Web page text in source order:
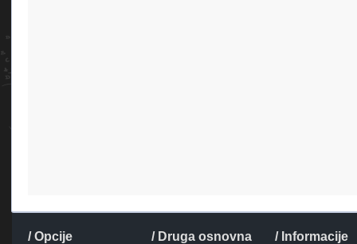
/ Opcije
/ Druga osnovna
/ Informacije